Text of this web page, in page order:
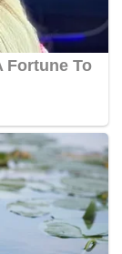
akan
lanjut
di
dapat
di
setakat